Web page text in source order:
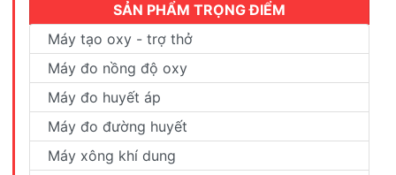
SẢN PHẨM TRỌNG ĐIỂM
Máy tạo oxy - trợ thở
Máy đo nồng độ oxy
Máy đo huyết áp
Máy đo đường huyết
Máy xông khí dung